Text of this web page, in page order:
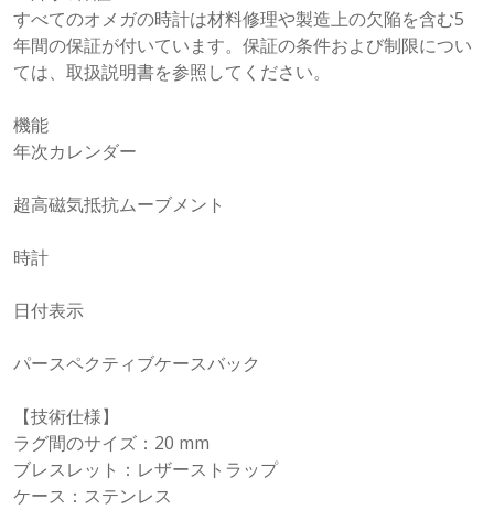
すべてのオメガの時計は材料修理や製造上の欠陥を含む5
年間の保証が付いています。保証の条件および制限につい
ては、取扱説明書を参照してください。
機能
年次カレンダー
超高磁気抵抗ムーブメント
時計
日付表示
パースペクティブケースバック
【技術仕様】
ラグ間のサイズ：20 mm
ブレスレット：レザーストラップ
ケース：ステンレス